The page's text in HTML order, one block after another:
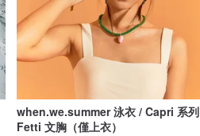
when.we.summer 泳衣 / Capri 系列
Fetti 文胸（僅上衣）